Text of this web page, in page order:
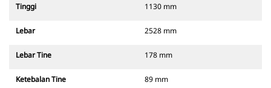
Tinggi 1130 mm
Lebar 2528 mm
Lebar Tine 178 mm
Ketebalan Tine 89 mm